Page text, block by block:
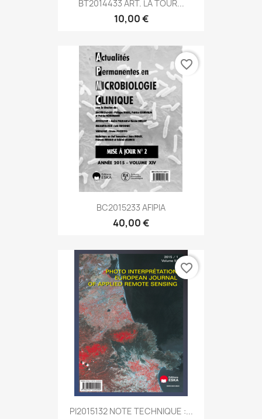
BT2014433 ART. LA TOUR...
10,00 €
BC2015233 AFIPIA
40,00 €
favorite_border
PI2015132 NOTE TECHNIQUE :...
favorite_border